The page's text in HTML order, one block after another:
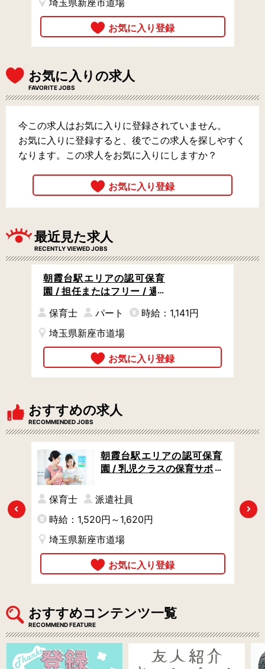
埼玉県新座市道場
お気に入りの求人
FAVORITE JOBS
今この求人はお気に入りに登録されていません。
お気に入りに登録すると、後でこの求人を探しやすく
なります。この求人をお気に入りにしますか？
最近見た求人
RECENTLY VIEWED JOBS
朝霞台駅エリアの認可保育
園 / 担任またはフリー / 週4
りの土日祝休み
保育士 パート
時給：1,141円
埼玉県新座市道場
おすすめの求人
RECOMMENDED JOBS
Previous
朝霞台駅エリアの認可保育
園 / 乳児クラスの保育サポー
チェックのみ / 週4日からO
保育士
派遣社員
時給：1,520円～1,620円
埼玉県新座市道場
Next
おすすめコンテンツ一覧
RECOMMEND FEATURE